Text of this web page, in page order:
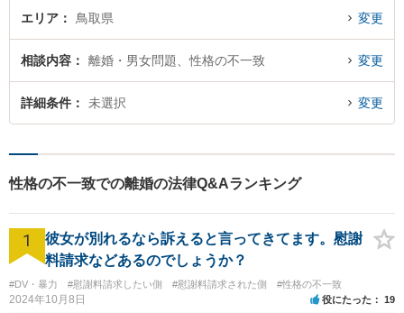
エリア 鳥取県 変更
相談内容 離婚・男女問題、性格の不一致 変更
詳細条件 未選択 変更
性格の不一致での離婚の法律Q&Aランキング
1
彼女が別れるなら訴えると言ってきてます。慰謝
料請求などあるのでしょうか？
#DV・暴力 #慰謝料請求したい側 #慰謝料請求された側 #性格の不一致
2024年10月8日 役にたった 19